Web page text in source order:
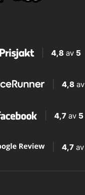
4,8av 5
4,8 av
4,7 av 5
4,7 av